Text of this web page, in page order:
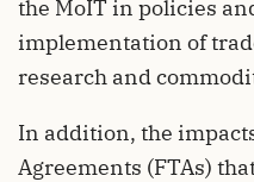
the MoIT in policies
implementation of
research and
In addition, the
Agreements (FTAs)